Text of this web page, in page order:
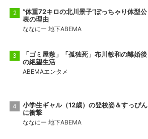
“体重72キロの北川景子”ぽっちゃり体型公
表の理由
ななにー 地下ABEMA
「ゴミ屋敷」「孤独死」布川敏和の離婚後
の絶望生活
ABEMAエンタメ
小学生ギャル（12歳）の登校姿＆すっぴん
に衝撃
ななにー 地下ABEMA